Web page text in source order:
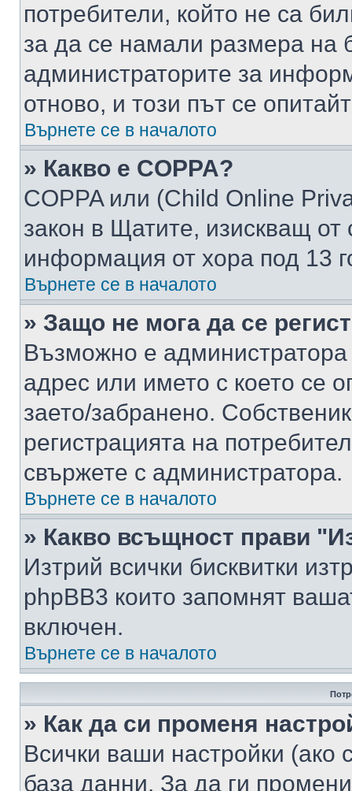
потребители, който не са
за да се намали размера на
администраторите за
отново, и този път се
Върнете се в началото
» Какво е COPPA?
COPPA или (Child Online
закон в Щатите, изискващ от
информация от хора под 13
Върнете се в началото
» Защо не мога да се
Възможно е
адрес или името с което се
заето/забранено.
регистрацията на
свържете с администратора.
Върнете се в началото
» Какво всъщност прави
Изтрий всички бисквитки
phpBB3 които запомнят
включен.
Върнете се в началото
» Как да си променя
Всички ваши настройки (ако
база данни. За да ги